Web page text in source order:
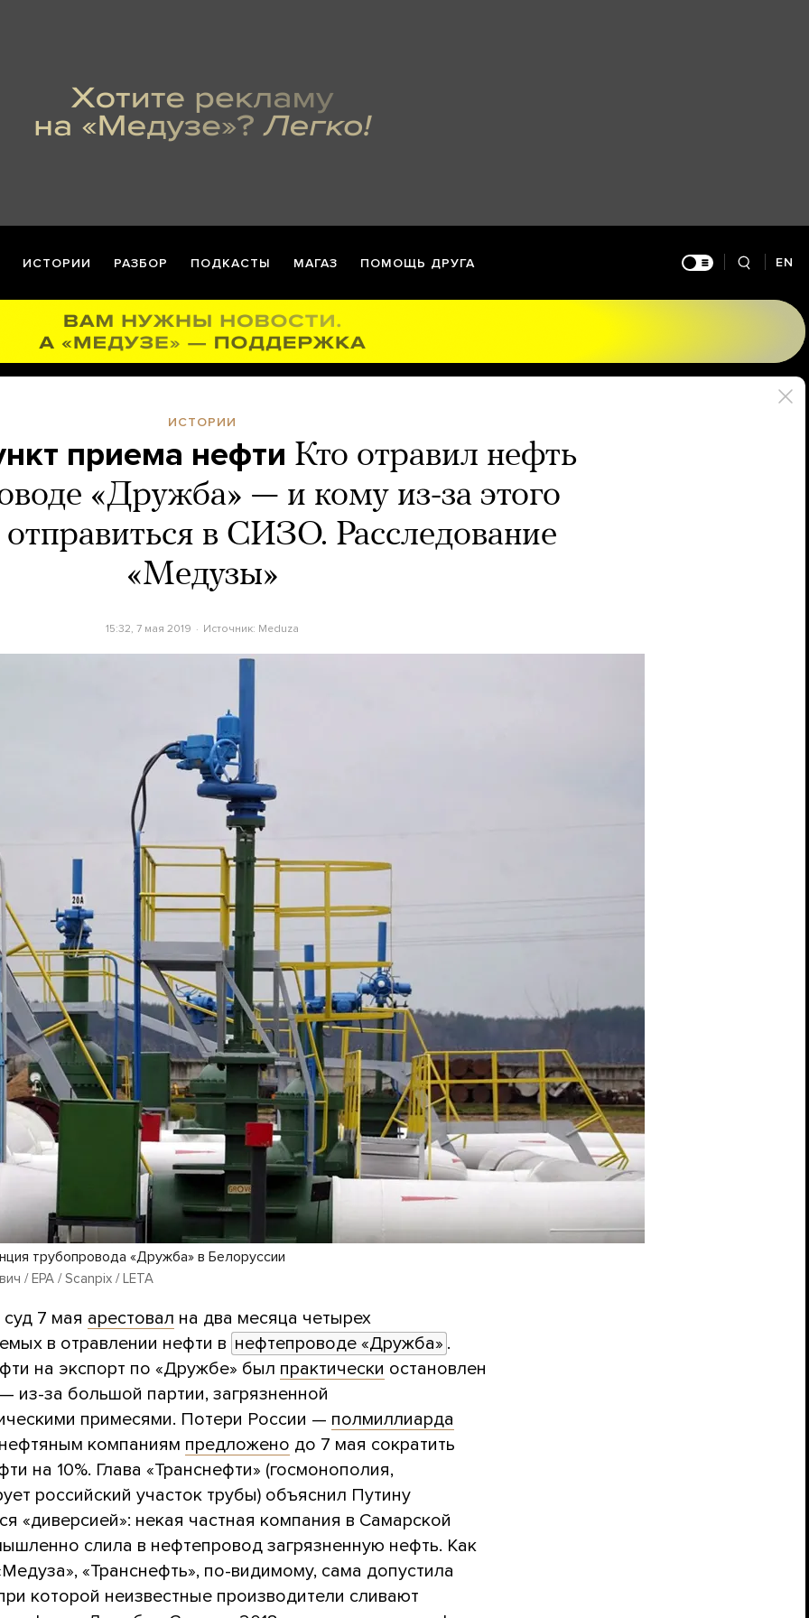
ИСТОРИИ РАЗБОР ПОДКАСТЫ МАГАЗ ПОМОЩЬ ДРУГА EN
ИСТОРИИ
приема нефти Кто отравил нефть
«Дружба» — и кому из-за этого
в СИЗО. Расследование
«Медузы»
15:32, 7 мая 2019 Источник: Meduza
трубопровода «Дружба» в Белоруссии
/ EPA / Scanpix / LETA
7 мая арестовал на два месяца четырех
в отравлении нефти в нефтепроводе «Дружба» .
на экспорт по «Дружбе» был практически остановлен
из-за большой партии, загрязненной
примесями. Потери России — полмиллиарда
компаниям предложено до 7 мая сократить
на 10%. Глава «Транснефти» (госмонополия,
российский участок трубы) объяснил Путину
«диверсией»: некая частная компания в Самарской
слила в нефтепровод загрязненную нефть. Как
«Транснефть», по-видимому, сама допустила
которой неизвестные производители сливают